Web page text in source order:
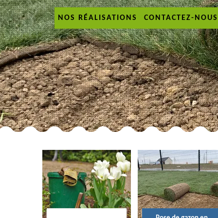
NOS RÉALISATIONS CONTACTEZ-